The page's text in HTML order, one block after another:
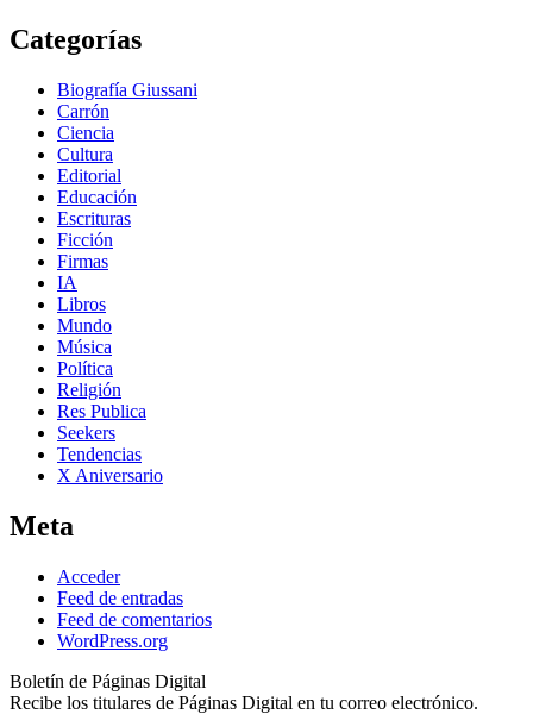
Categorías
Biografía Giussani
Carrón
Ciencia
Cultura
Editorial
Educación
Escrituras
Ficción
Firmas
IA
Libros
Mundo
Música
Política
Religión
Res Publica
Seekers
Tendencias
X Aniversario
Meta
Acceder
Feed de entradas
Feed de comentarios
WordPress.org
Boletín de Páginas Digital
Recibe los titulares de Páginas Digital en tu correo electrónico.